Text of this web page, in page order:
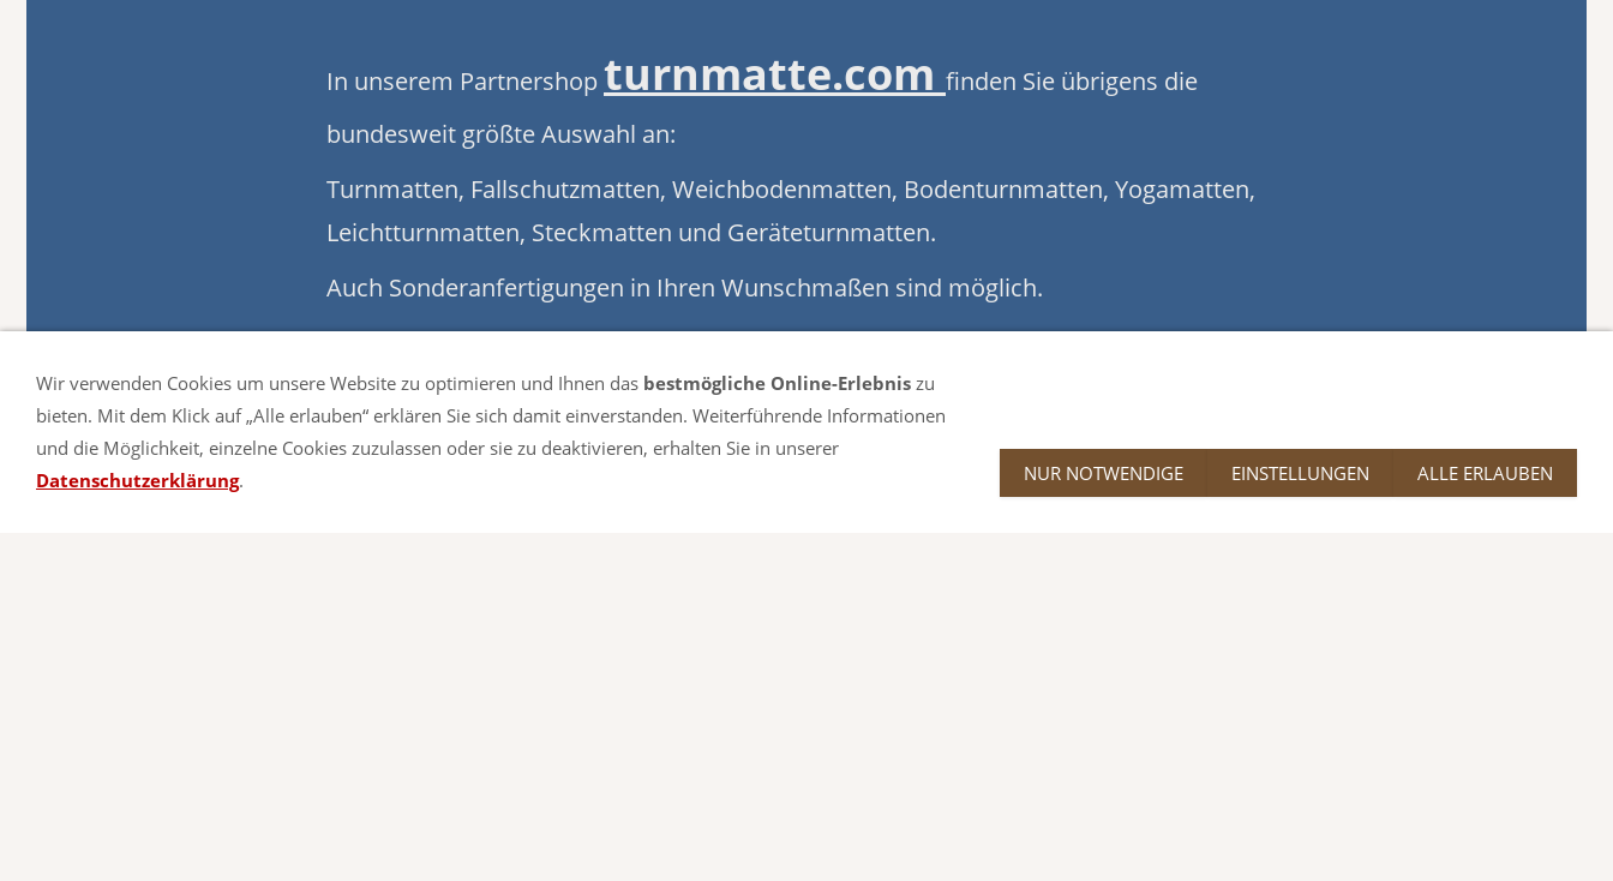
In unserem Partnershop turnmatte.com finden Sie übrigens die
bundesweit größte Auswahl an:
Turnmatten, Fallschutzmatten, Weichbodenmatten, Bodenturnmatten, Yogamatten,
Leichtturnmatten, Steckmatten und Geräteturnmatten.
Auch Sonderanfertigungen in Ihren Wunschmaßen sind möglich.
Ein Besuch lohnt sich. Lassen Sie sich von dem umfangreichen Sortiment überzeugen.
Wir verwenden Cookies um unsere Website zu optimieren und Ihnen das bestmögliche Online-Erlebnis zu
bieten. Mit dem Klick auf „Alle erlauben“ erklären Sie sich damit einverstanden. Weiterführende Informationen
und die Möglichkeit, einzelne Cookies zuzulassen oder sie zu deaktivieren, erhalten Sie in unserer
Datenschutzerklärung. NUR NOTWENDIGE EINSTELLUNGEN ALLE ERLAUBEN